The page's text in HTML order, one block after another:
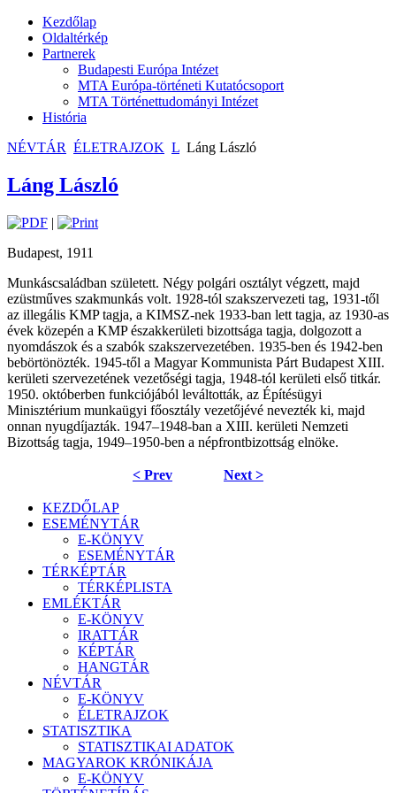
Kezdőlap
Oldaltérkép
Partnerek
Budapesti Európa Intézet
MTA Európa-történeti Kutatócsoport
MTA Történettudományi Intézet
História
NÉVTÁR ÉLETRAJZOK L Láng László
Láng László
|
Budapest, 1911
Munkáscsaládban született. Négy polgári osztályt végzett, majd
ezüstműves szakmunkás volt. 1928-tól szakszervezeti tag, 1931-től
az illegális KMP tagja, a KIMSZ-nek 1933-ban lett tagja, az 1930-as
évek közepén a KMP északkerületi bizottsága tagja, dolgozott a
nyomdászok és a szabók szakszervezetében. 1935-ben és 1942-ben
bebörtönözték. 1945-től a Magyar Kommunista Párt Budapest XIII.
kerületi szervezetének vezetőségi tagja, 1948-tól kerületi első titkár.
1950. októberben funkciójából leváltották, az Építésügyi
Minisztérium munkaügyi főosztály vezetőjévé nevezték ki, majd
onnan nyugdíjazták. 1947–1948-ban a XIII. kerületi Nemzeti
Bizottság tagja, 1949–1950-ben a népfrontbizottság elnöke.
< Prev Next >
KEZDŐLAP
ESEMÉNYTÁR
E-KÖNYV
ESEMÉNYTÁR
TÉRKÉPTÁR
TÉRKÉPLISTA
EMLÉKTÁR
E-KÖNYV
IRATTÁR
KÉPTÁR
HANGTÁR
NÉVTÁR
E-KÖNYV
ÉLETRAJZOK
STATISZTIKA
STATISZTIKAI ADATOK
MAGYAROK KRÓNIKÁJA
E-KÖNYV